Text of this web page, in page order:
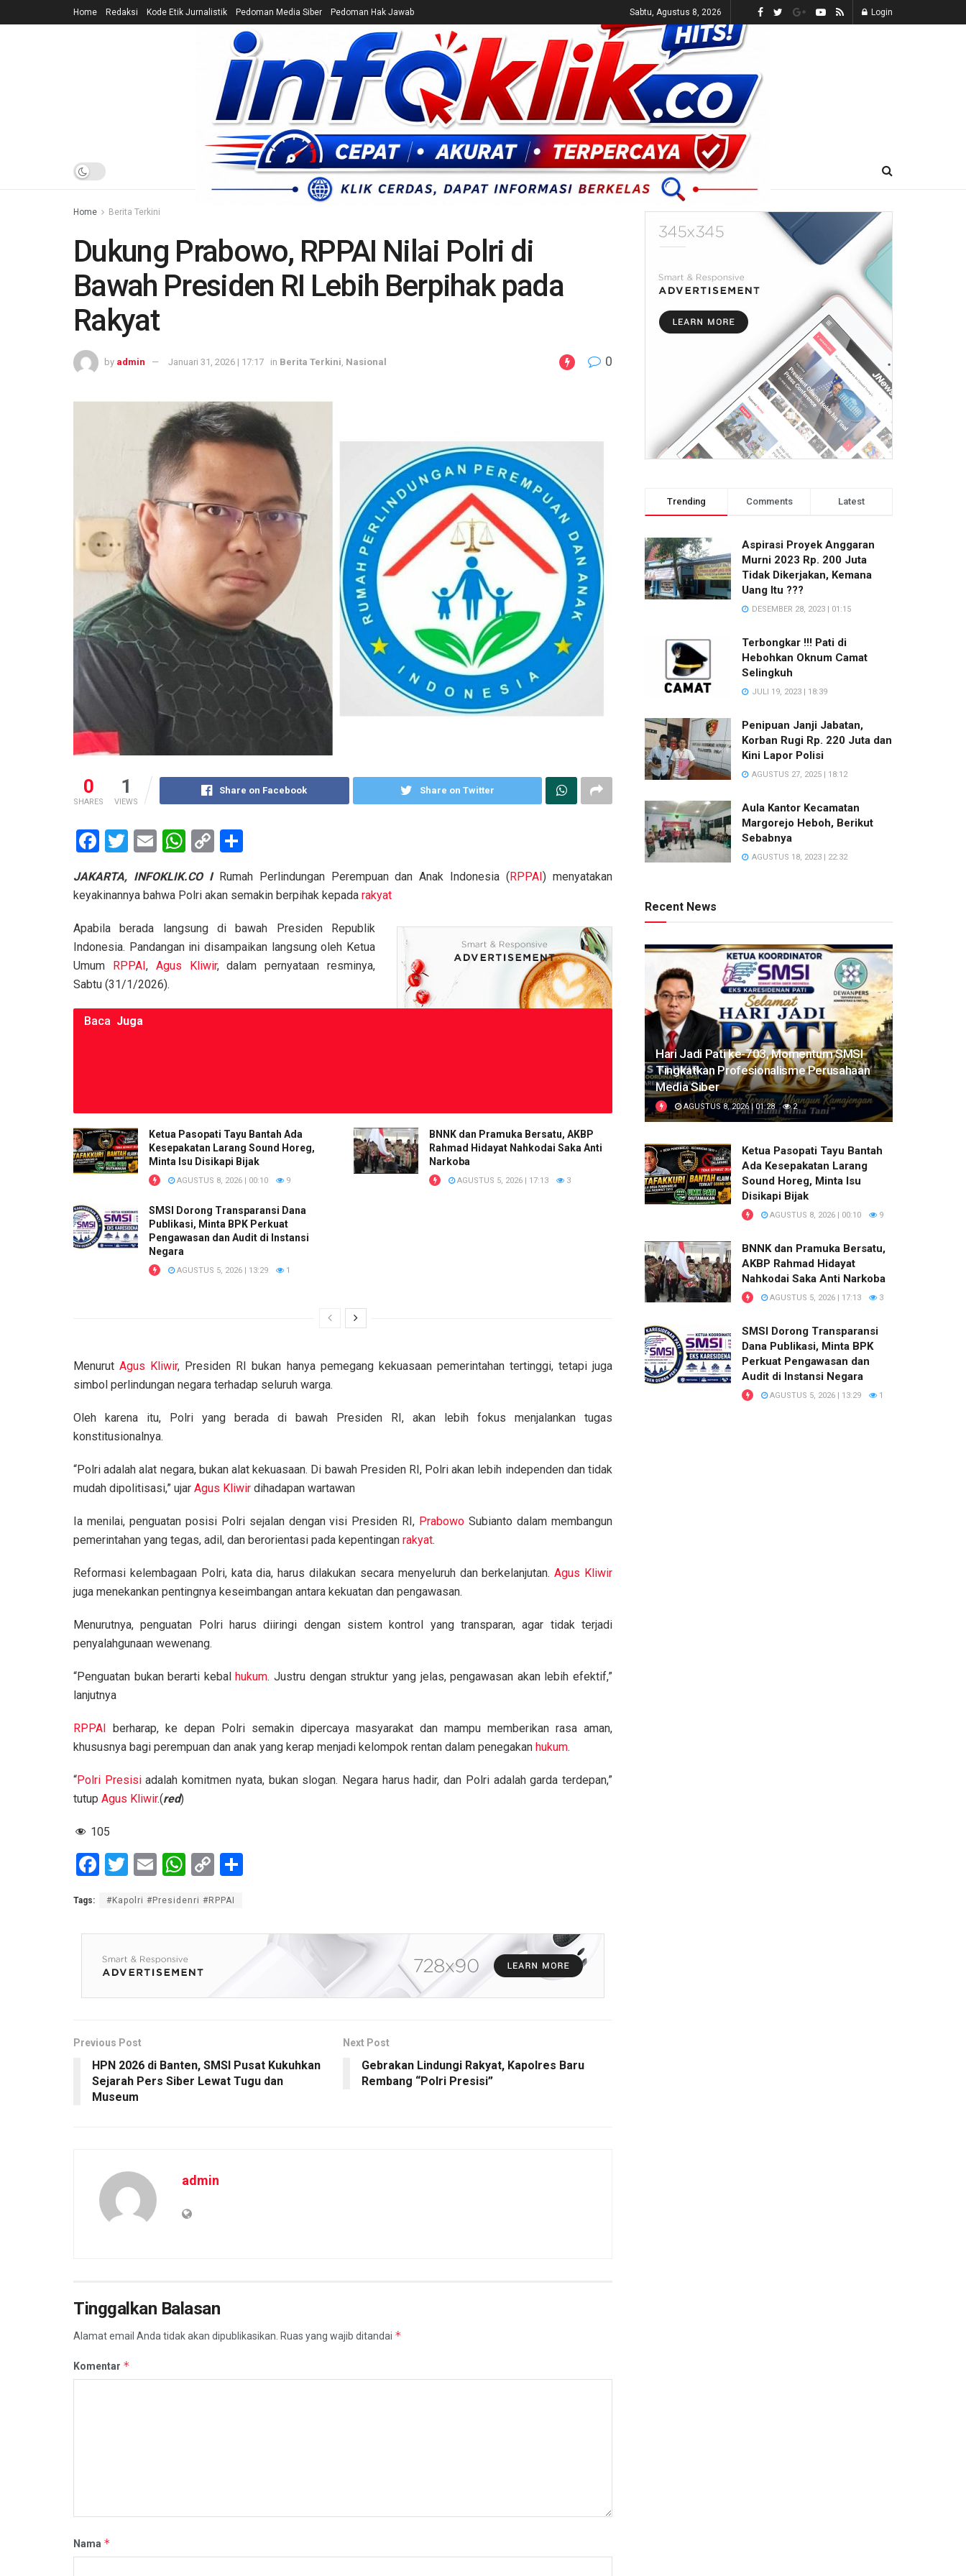
Home Redaksi Kode Etik Jurnalistik Pedoman Media Siber Pedoman Hak Jawab Sabtu, Agustus 8, 2026 Login
HOME NEWS CEK FAKTA ENTERTAINMENT BREAKING NEWS UMUM E-KORAN LIVE TV
Home Berita Terkini
Dukung Prabowo, RPPAI Nilai Polri di
Bawah Presiden RI Lebih Berpihak pada
Rakyat
by admin Januari 31, 2026 | 17:17 in Berita Terkini Nasional 0
0
SHARES
1
VIEWS
Share on Facebook Share on Twitter
F
ce
o
o
k
T
tt
er
E
ail
W
at
A
p
p
C
py
n
k
ar
JAKARTA, INFOKLIK.CO I Rumah Perlindungan Perempuan dan Anak Indonesia (RPPAI) menyatakan
keyakinannya bahwa Polri akan semakin berpihak kepada rakyat
Apabila berada langsung di bawah Presiden Republik
Indonesia. Pandangan ini disampaikan langsung oleh Ketua
Umum RPPAI, Agus Kliwir, dalam pernyataan resminya,
Sabtu (31/1/2026).
Baca Juga
Ketua Pasopati Tayu Bantah Ada
Kesepakatan Larang Sound Horeg,
Minta Isu Disikapi Bijak
AGUSTUS 8, 2026 | 00:10 9
BNNK dan Pramuka Bersatu, AKBP
Rahmad Hidayat Nahkodai Saka Anti
Narkoba
AGUSTUS 5, 2026 | 17:13 3
SMSI Dorong Transparansi Dana
Publikasi, Minta BPK Perkuat
Pengawasan dan Audit di Instansi
Negara
AGUSTUS 5, 2026 | 13:29 1
MenurutAgus Kliwir, Presiden RI bukan hanya pemegang kekuasaan pemerintahan tertinggi, tetapi juga
simbol perlindungan negara terhadap seluruh warga.
Oleh karena itu, Polri yang berada di bawah Presiden RI, akan lebih fokus menjalankan tugas
konstitusionalnya.
“Polri adalah alat negara, bukan alat kekuasaan. Di bawah Presiden RI, Polri akan lebih independen dan tidak
mudah dipolitisasi,” ujar Agus Kliwir dihadapan wartawan
Ia menilai, penguatan posisi Polri sejalan dengan visi Presiden RI, Prabowo Subianto dalam membangun
pemerintahan yang tegas, adil, dan berorientasi pada kepentingan rakyat.
Reformasi kelembagaan Polri, kata dia, harus dilakukan secara menyeluruh dan berkelanjutan.Agus Kliwir
juga menekankan pentingnya keseimbangan antara kekuatan dan pengawasan.
Menurutnya, penguatan Polri harus diiringi dengan sistem kontrol yang transparan, agar tidak terjadi
penyalahgunaan wewenang.
“Penguatan bukan berarti kebalhukum. Justru dengan struktur yang jelas, pengawasan akan lebih efektif,”
lanjutnya
RPPAI berharap, ke depan Polri semakin dipercaya masyarakat dan mampu memberikan rasa aman,
khususnya bagi perempuan dan anak yang kerap menjadi kelompok rentan dalam penegakan hukum.
“Polri Presisiadalah komitmen nyata, bukan slogan. Negara harus hadir, dan Polri adalah garda terdepan,”
tutup Agus Kliwir.(red)
105
F
ce
b
o
o
k
T
tt
er
E
ail
W
at
s
A
p
p
C
py
Li e
Tags: #Kapolri #Presidenri #RPPAI
Previous Post
HPN 2026 di Banten, SMSI Pusat Kukuhkan
Sejarah Pers Siber Lewat Tugu dan
Museum
Next Post
Gebrakan Lindungi Rakyat, Kapolres Baru
Rembang “Polri Presisi”
admin
Tinggalkan Balasan
Alamat email Anda tidak akan dipublikasikan. Ruas yang wajib ditandai *
Komentar *
Nama *
Trending Comments Latest
Aspirasi Proyek Anggaran
Murni 2023 Rp. 200 Juta
Tidak Dikerjakan, Kemana
Uang Itu ???
DESEMBER 28, 2023 | 01:15
Terbongkar !!! Pati di
Hebohkan Oknum Camat
Selingkuh
JULI 19, 2023 | 18:39
Penipuan Janji Jabatan,
Korban Rugi Rp. 220 Juta dan
Kini Lapor Polisi
AGUSTUS 27, 2025 | 18:12
Aula Kantor Kecamatan
Margorejo Heboh, Berikut
Sebabnya
AGUSTUS 18, 2023 | 22:32
Recent News
Hari Jadi Pati ke-703, Momentum SMSI
Tingkatkan Profesionalisme Perusahaan
Media Siber
AGUSTUS 8, 2026 | 01:28 2
Ketua Pasopati Tayu Bantah
Ada Kesepakatan Larang
Sound Horeg, Minta Isu
Disikapi Bijak
AGUSTUS 8, 2026 | 00:10 9
BNNK dan Pramuka Bersatu,
AKBP Rahmad Hidayat
Nahkodai Saka Anti Narkoba
AGUSTUS 5, 2026 | 17:13 3
SMSI Dorong Transparansi
Dana Publikasi, Minta BPK
Perkuat Pengawasan dan
Audit di Instansi Negara
AGUSTUS 5, 2026 | 13:29 1